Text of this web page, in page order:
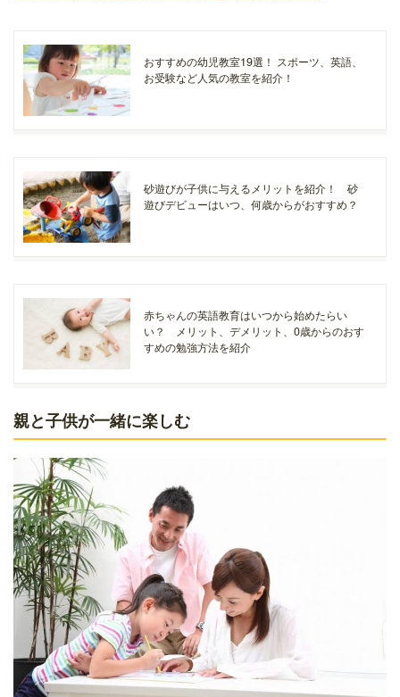
おすすめの幼児教室19選！ スポーツ、英語、
お受験など人気の教室を紹介！
砂遊びが子供に与えるメリットを紹介！ 砂
遊びデビューはいつ、何歳からがおすすめ？
赤ちゃんの英語教育はいつから始めたらい
い？ メリット、デメリット、0歳からのおす
すめの勉強方法を紹介
親と子供が一緒に楽しむ